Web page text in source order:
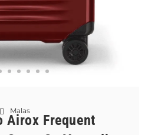
Malas
Airox Frequent